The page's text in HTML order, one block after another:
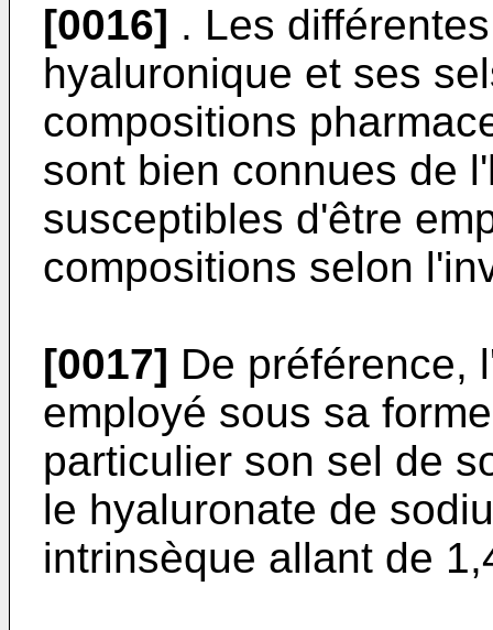
[0016] . Les
hyaluronique et ses
compositions
sont bien connues de
susceptibles d'être
compositions selon
[0017] De préférence,
employé sous sa
particulier son sel de
le hyaluronate de
intrinsèque allant de